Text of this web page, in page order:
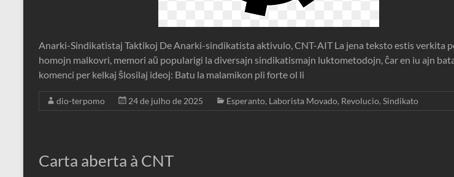
Anarki-Sindikatistaj Taktikoj De Anarki-sindikatista aktivulo, CNT-AIT La jena teksto estis verkita
homojn malkovri, memori aŭ popularigi la diversajn sindikatismajn luktometodojn, ĉar en iu ajn
komenci per kelkaj ŝlosilaj ideoj: Batu la malamikon pli forte ol li
dio-terpomo 24 de julho de 2025 Esperanto, Laborista Movado, Revolucio, Sindikato
Carta aberta à CNT